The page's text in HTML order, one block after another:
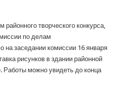
районного творческого конкурса,
по делам
на заседании комиссии 16 января
рисунков в здании районной
Работы можно увидеть до конца